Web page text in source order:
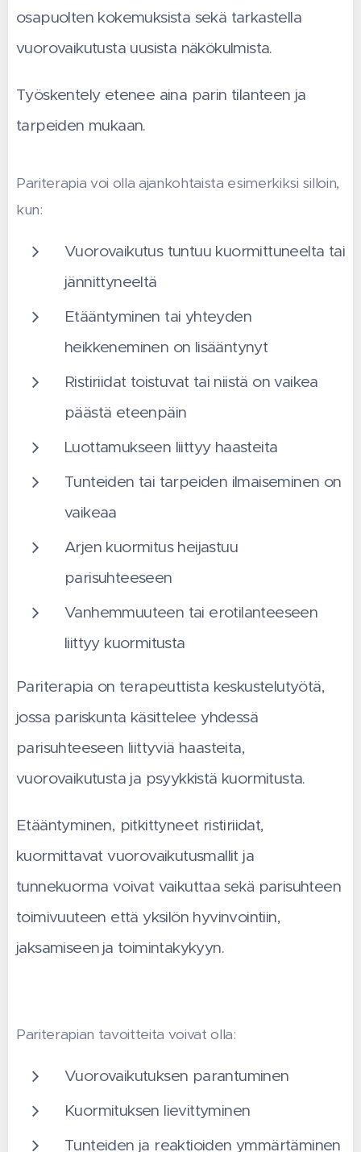
osapuolten kokemuksista sekä tarkastella
vuorovaikutusta uusista näkökulmista.
Työskentely etenee aina parin tilanteen ja
tarpeiden mukaan.
Pariterapia voi olla ajankohtaista esimerkiksi silloin,
kun:
Vuorovaikutus tuntuu kuormittuneelta tai
jännittyneeltä
Etääntyminen tai yhteyden
heikkeneminen on lisääntynyt
Ristiriidat toistuvat tai niistä on vaikea
päästä eteenpäin
Luottamukseen liittyy haasteita
Tunteiden tai tarpeiden ilmaiseminen on
vaikeaa
Arjen kuormitus heijastuu
parisuhteeseen
Vanhemmuuteen tai erotilanteeseen
liittyy kuormitusta
Pariterapia on terapeuttista keskustelutyötä,
jossa pariskunta käsittelee yhdessä
parisuhteeseen liittyviä haasteita,
vuorovaikutusta ja psyykkistä kuormitusta.
Etääntyminen, pitkittyneet ristiriidat,
kuormittavat vuorovaikutusmallit ja
tunnekuorma voivat vaikuttaa sekä parisuhteen
toimivuuteen että yksilön hyvinvointiin,
jaksamiseen ja toimintakykyyn.
Pariterapian tavoitteita voivat olla:
Vuorovaikutuksen parantuminen
Kuormituksen lievittyminen
Tunteiden ja reaktioiden ymmärtäminen